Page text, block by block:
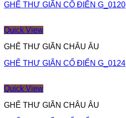
GHẾ THƯ GIÃN CỔ ĐIỂN G_0120
Quick View
GHẾ THƯ GIÃN CHÂU ÂU
GHẾ THƯ GIÃN CỔ ĐIỂN G_0124
Quick View
GHẾ THƯ GIÃN CHÂU ÂU